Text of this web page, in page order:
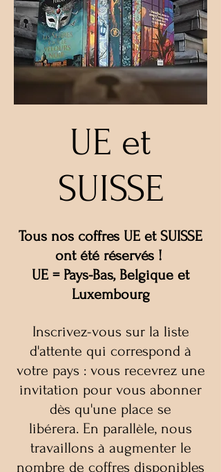
UE et
SUISSE
Tous nos coffres UE et SUISSE
ont été réservés !
UE = Pays-Bas, Belgique et
Luxembourg
Inscrivez-vous sur la liste
d'attente qui correspond à
votre pays : vous recevrez une
invitation pour vous abonner
dès qu'une place se
libérera. En parallèle, nous
travaillons à augmenter le
nombre de coffres disponibles